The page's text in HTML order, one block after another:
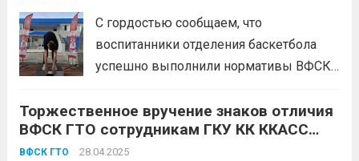
общественного движения «ЮНАРМИЯ»,
воспитанников отделения бокса и
воспитанников футбольного клуба
«Краснодар», посвященные 80-летию
Читать дальше
С гордостью сообщаем, что
воспитанники отделения баскетбола
успешно выполнили нормативы ВФСК
только свидетельствует о высоком
уровне подготовки спортсменов, но и
подтверждает их стремление к
Торжественное вручение знаков отличия
ВФСК ГТО сотрудникам ГКУ КК ККАСС
«Кубань — СПАС» Белореченского
ВФСК ГТО 28.04.2025